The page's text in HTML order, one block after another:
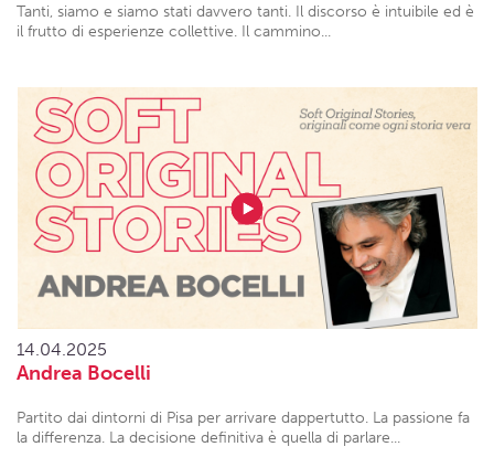
Tanti, siamo e siamo stati davvero tanti. Il discorso è intuibile ed è
il frutto di esperienze collettive. Il cammino...
14.04.2025
Andrea Bocelli
Partito dai dintorni di Pisa per arrivare dappertutto. La passione fa
la differenza. La decisione definitiva è quella di parlare...